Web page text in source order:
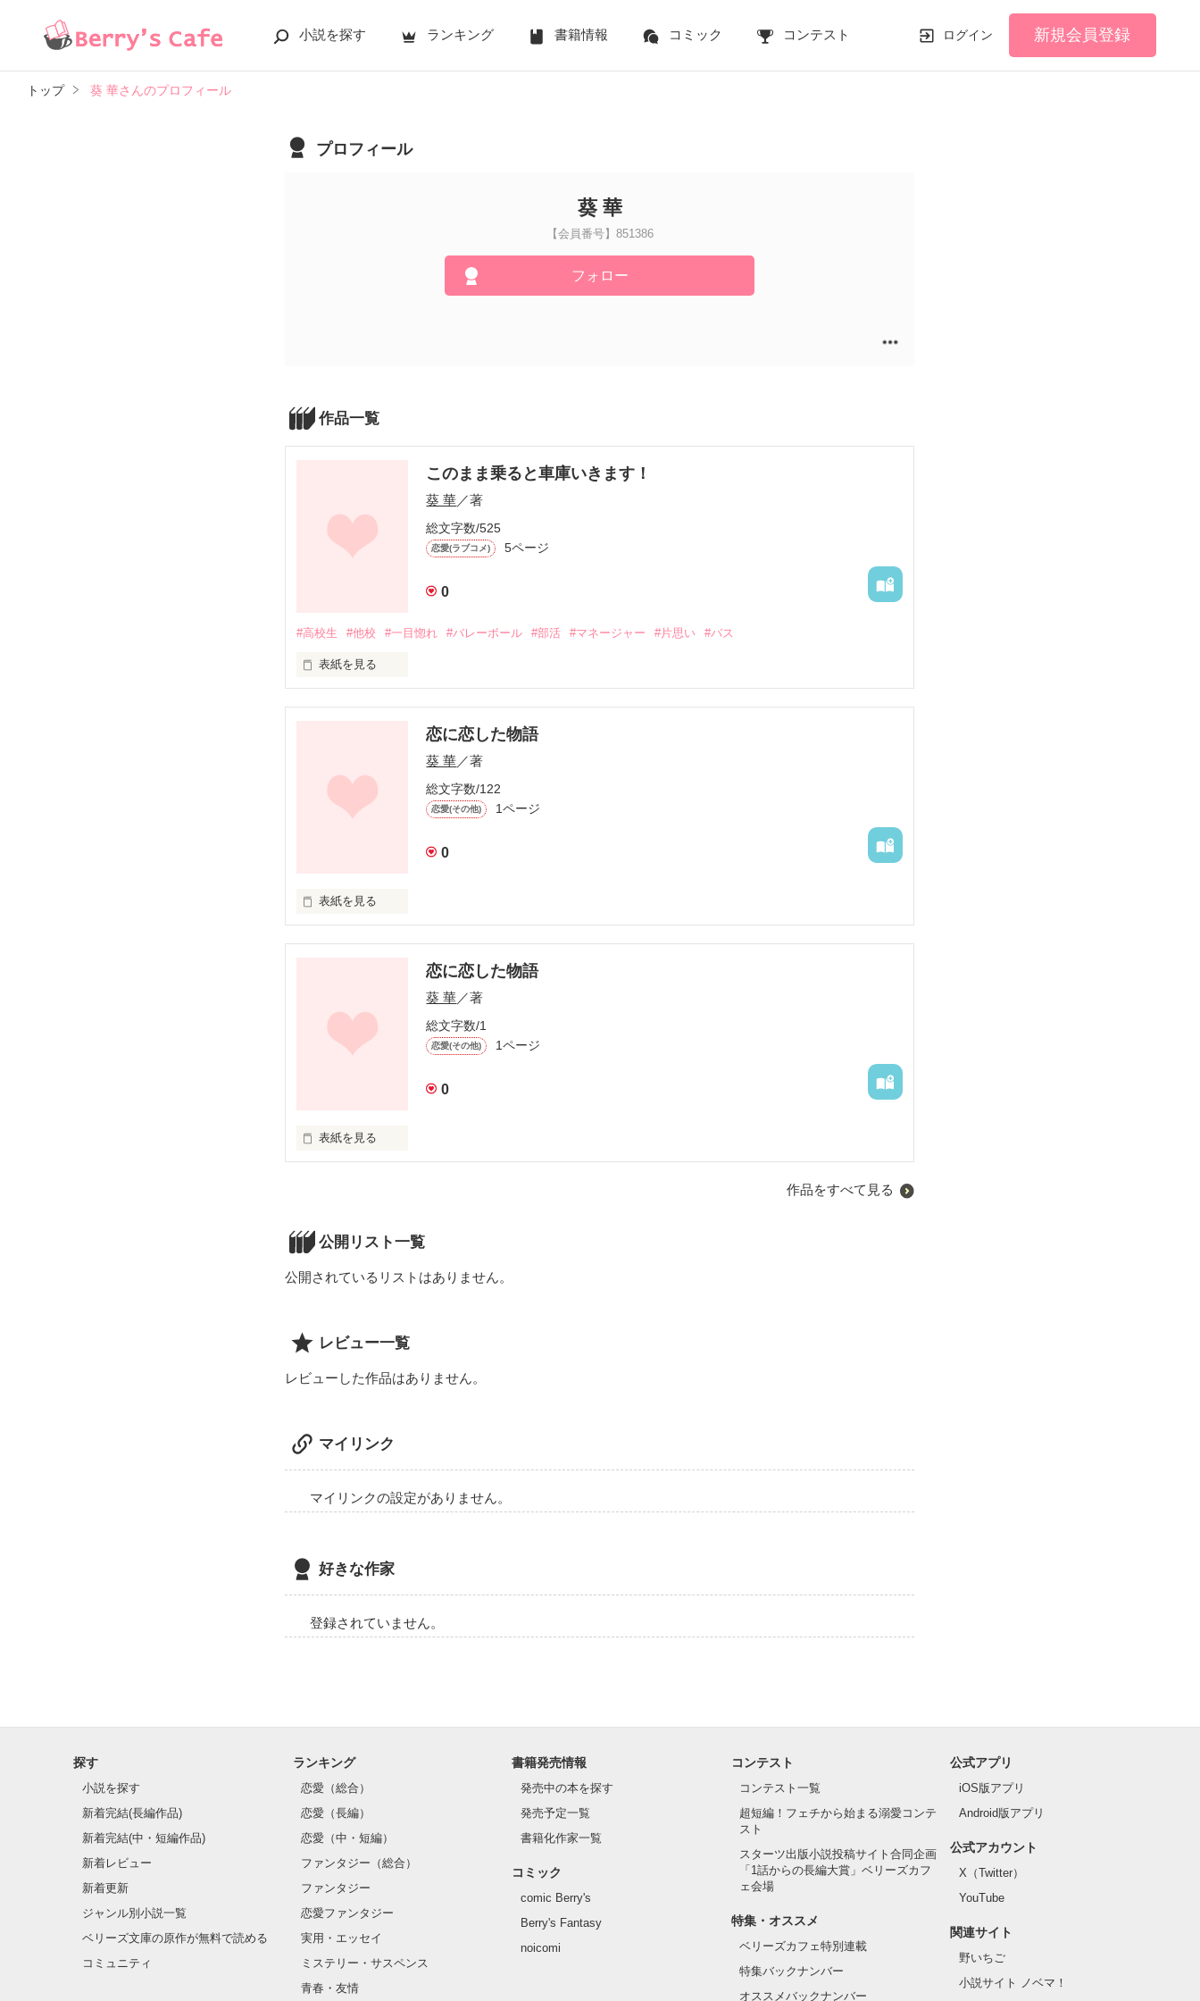
小説を探す ランキング 書籍情報 コミック コンテスト ログイン 新規会員登録
トップ 葵 華さんのプロフィール
プロフィール
葵 華
【会員番号】851386
フォロー
作品一覧
このまま乗ると車庫いきます！
葵 華／著
総文字数/525
恋愛(ラブコメ) 5ページ
0
#高校生 #他校 #一目惚れ #バレーボール #部活 #マネージャー #片思い #バス
表紙を見る
恋に恋した物語
葵 華／著
総文字数/122
恋愛(その他) 1ページ
0
表紙を見る
君に出会って私は恋をした。
そして、知った。
恋の辛さ、儚さ、
恋に恋した物語
葵 華／著
総文字数/1
恋愛(その他) 1ページ
0
表紙を見る
君に出会って私は恋をした。
そして、知った。
_________________________________
作品をすべて見る
公開リスト一覧
公開されているリストはありません。
レビュー一覧
レビューした作品はありません。
マイリンク
マイリンクの設定がありません。
好きな作家
登録されていません。
探す
小説を探す
新着完結(長編作品)
新着完結(中・短編作品)
新着レビュー
新着更新
ジャンル別小説一覧
ベリーズ文庫の原作が無料で読める
コミュニティ
ランキング
恋愛（総合）
恋愛（長編）
恋愛（中・短編）
ファンタジー（総合）
ファンタジー
恋愛ファンタジー
実用・エッセイ
ミステリー・サスペンス
青春・友情
書籍発売情報
発売中の本を探す
発売予定一覧
書籍化作家一覧
コミック
comic Berry's
Berry's Fantasy
noicomi
コンテスト
コンテスト一覧
超短編！フェチから始まる溺愛コンテ
スト
スターツ出版小説投稿サイト合同企画
「1話からの長編大賞」ベリーズカフ
ェ会場
特集・オススメ
ベリーズカフェ特別連載
特集バックナンバー
オススメバックナンバー
公式アプリ
iOS版アプリ
Android版アプリ
公式アカウント
X（Twitter）
YouTube
関連サイト
野いちご
小説サイト ノベマ！